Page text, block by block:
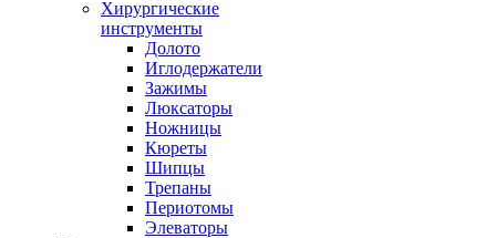
Хирургические
инструменты
Долото
Иглодержатели
Зажимы
Люксаторы
Ножницы
Кюреты
Шипцы
Трепаны
Периотомы
Элеваторы